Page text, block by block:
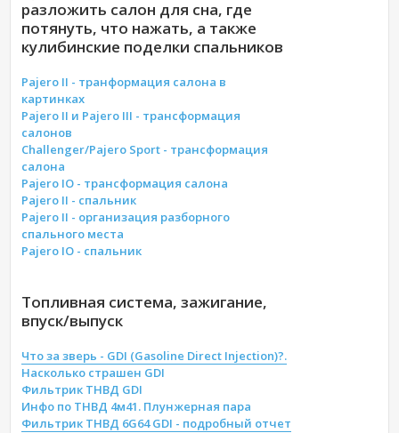
разложить салон для сна, где
потянуть, что нажать, а также
кулибинские поделки спальников
Pajero II - транформация салона в
картинках
Pajero II и Pajero III - трансформация
салонов
Challenger/Pajero Sport - трансформация
салона
Pajero IO - трансформация салона
Pajero II - спальник
Pajero II - организация разборного
спального места
Pajero IO - спальник
Топливная система, зажигание,
впуск/выпуск
Что за зверь - GDI (Gasoline Direct Injection)?.
Насколько страшен GDI
Фильтрик ТНВД GDI
Инфо по ТНВД 4м41. Плунжерная пара
Фильтрик ТНВД 6G64 GDI - подробный отчет